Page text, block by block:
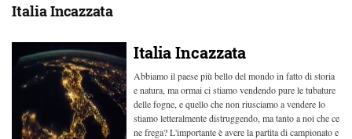
Italia Incazzata
Italia Incazzata
Abbiamo il paese più bello del mondo in fatto di storia
e natura, ma ormai ci stiamo vendendo pure le tubature
delle fogne, e quello che non riusciamo a vendere lo
stiamo letteralmente distruggendo, ma tanto a noi che ce
ne frega? L'importante è avere la partita di campionato e